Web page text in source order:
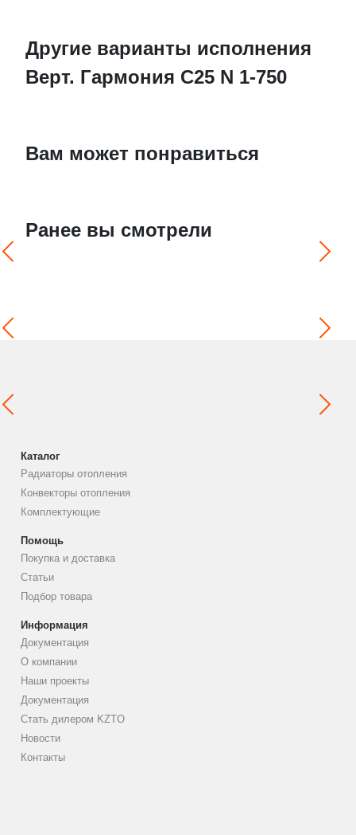
Другие варианты исполнения
Верт. Гармония С25 N 1-750
Вам может понравиться
Ранее вы смотрели
Каталог
Радиаторы отопления
Конвекторы отопления
Комплектующие
Помощь
Покупка и доставка
Статьи
Подбор товара
Информация
Документация
О компании
Наши проекты
Документация
Стать дилером KZTO
Новости
Контакты